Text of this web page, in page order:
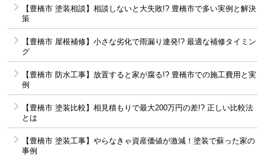
【豊橋市 塗装相談】相談しないと大失敗!? 豊橋市で多い実例と解決
策
【豊橋市 屋根補修】小さな劣化で雨漏り連発!? 最適な補修タイミン
グ
【豊橋市 防水工事】放置すると家が腐る!? 豊橋市での施工費用と実
例
【豊橋市 塗装比較】相見積もりで最大200万円の差!? 正しい比較法
とは
【豊橋市 塗装工事】やらなきゃ資産価値が激減！塗装で蘇った家の
事例